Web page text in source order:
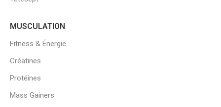
MUSCULATION
Fitness & Énergie
Créatines
Protéines
Mass Gainers